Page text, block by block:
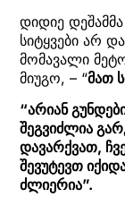
დიდიე
სიტყვები არ
მომავალი
მიუგო, – “მათ
“არიან
შეგვიძლია
დავარქვათ,
შევუტევთ
ძლიერია”.